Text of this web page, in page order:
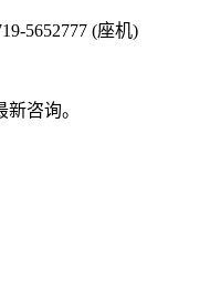
5652777 (座机)
咨询。